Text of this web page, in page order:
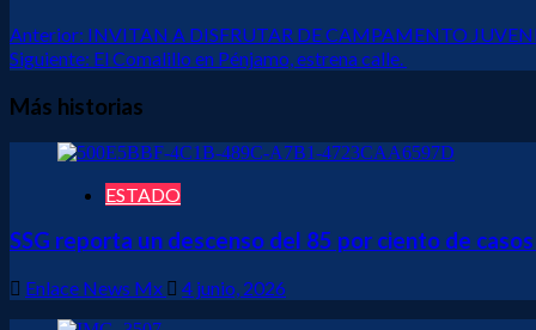
Navegación
de
entradas
Anterior: INVITAN A DISFRUTAR DE CAMPAMENTO
Siguiente: El Comalillo en Pénjamo, estrena calle.
Más historias
ESTADO
SSG reporta un descenso del 85 por ciento de
Enlace News Mx 4 junio, 2026